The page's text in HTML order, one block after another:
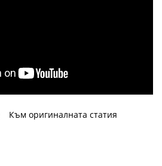
Към оригиналната статия